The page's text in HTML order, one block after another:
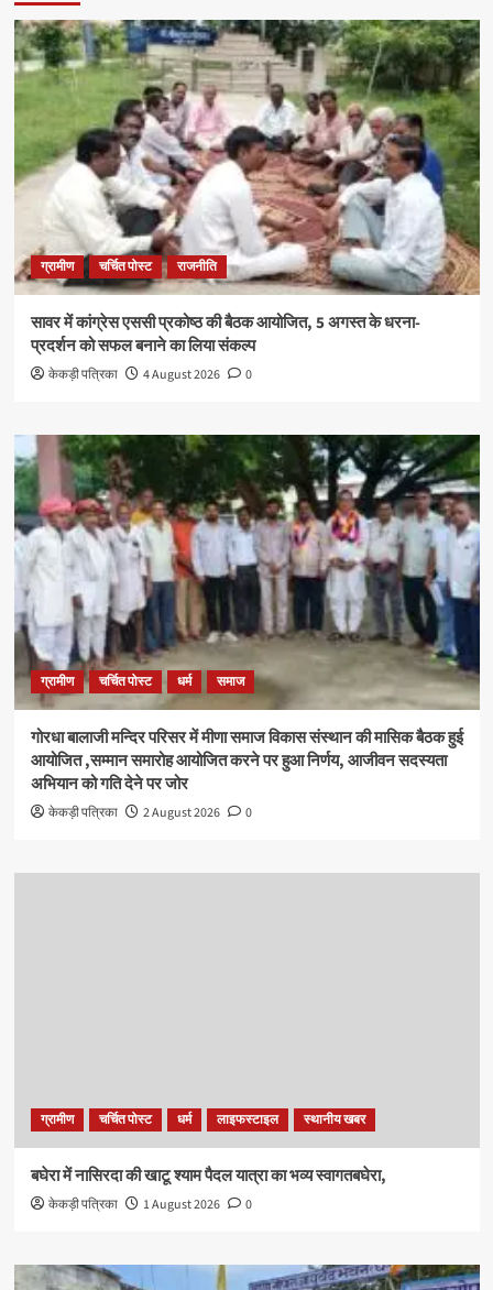
ग्रामीण चर्चित पोस्ट राजनीति
सावर में कांग्रेस एससी प्रकोष्ठ की बैठक आयोजित, 5 अगस्त के धरना-
प्रदर्शन को सफल बनाने का लिया संकल्प
केकड़ी पत्रिका 4 August 2026 0
ग्रामीण चर्चित पोस्ट धर्म समाज
गोरधा बालाजी मन्दिर परिसर में मीणा समाज विकास संस्थान की मासिक बैठक हुई
आयोजित ,सम्मान समारोह आयोजित करने पर हुआ निर्णय, आजीवन सदस्यता
अभियान को गति देने पर जोर
केकड़ी पत्रिका 2 August 2026 0
ग्रामीण चर्चित पोस्ट धर्म लाइफस्टाइल स्थानीय खबर
बघेरा में नासिरदा की खाटू श्याम पैदल यात्रा का भव्य स्वागतबघेरा,
केकड़ी पत्रिका 1 August 2026 0